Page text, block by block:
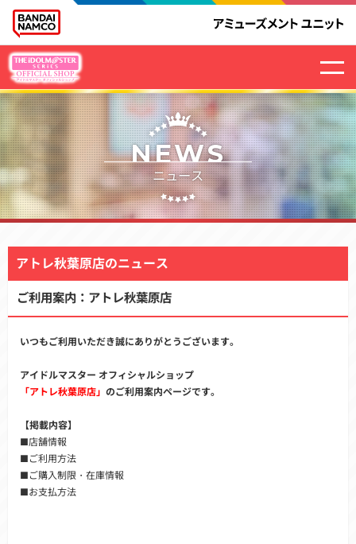
NEWS
ニュース
アトレ秋葉原店のニュース
ご利用案内：アトレ秋葉原店
いつもご利用いただき誠にありがとうございます。
アイドルマスター オフィシャルショップ
「アトレ秋葉原店」 のご利用案内ページです。
【掲載内容】
■店舗情報
■ご利用方法
■ご購入制限・在庫情報
■お支払方法